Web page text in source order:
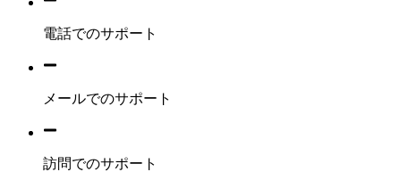
電話でのサポート
メールでのサポート
訪問でのサポート